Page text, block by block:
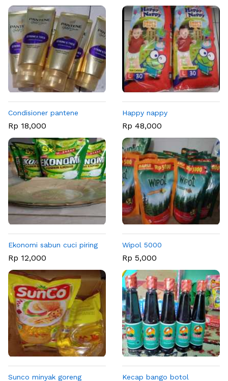
Condisioner pantene
Rp 18,000
Happy nappy
Rp 48,000
Ekonomi sabun cuci piring
Rp 12,000
Wipol 5000
Rp 5,000
Sunco minyak goreng Kecap bango botol